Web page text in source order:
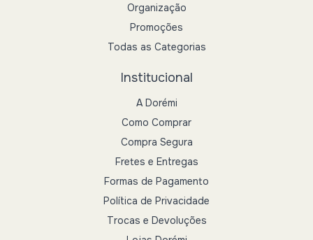
Organização
Promoções
Todas as Categorias
Institucional
A Dorémi
Como Comprar
Compra Segura
Fretes e Entregas
Formas de Pagamento
Política de Privacidade
Trocas e Devoluções